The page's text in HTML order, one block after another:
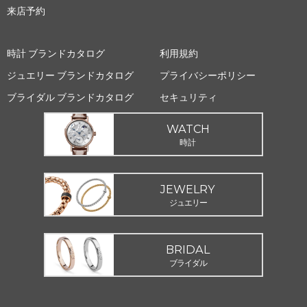
来店予約
時計 ブランドカタログ
ジュエリー ブランドカタログ
ブライダル ブランドカタログ
利用規約
プライバシーポリシー
セキュリティ
WATCH
時計
JEWELRY
ジュエリー
BRIDAL
ブライダル